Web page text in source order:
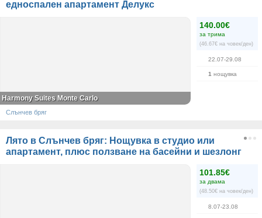
едноспален апартамент Делукс
140.00€
за трима
(46.67€ на човек/ден)
22.07-29.08
1 нощувка
Harmony Suites Monte Carlo
Слънчев бряг
Лято в Слънчев бряг: Нощувка в студио или
апартамент, плюс ползване на басейни и шезлонг
101.85€
за двама
(48.50€ на човек/ден)
8.07-23.08